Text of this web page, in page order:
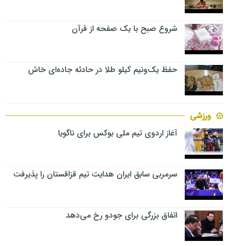
شروع صبح با یک صفحه از قرآن
حفظ یک‌ونیم کیلو طلا در حادثه جاده‌ای خاش
ورزشی
آغاز اردوی تیم ملی بوکس برای ناگویا
سرمربی سابق ایران هدایت تیم قزاقستان را پذیرفت
اتفاق بزرگی برای جودو رخ می‌دهد